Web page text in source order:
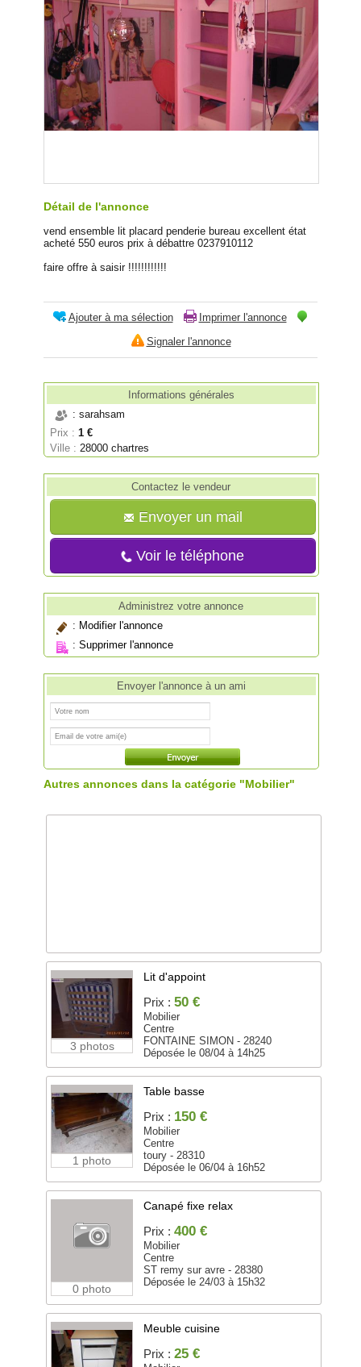
Détail de l'annonce
vend ensemble lit placard penderie bureau excellent état
acheté 550 euros prix à débattre 0237910112
faire offre à saisir !!!!!!!!!!!!
Ajouter à ma sélection
Imprimer l'annonce
Signaler l'annonce
Informations générales
: sarahsam
Prix : 1 €
Ville : 28000 chartres
Contactez le vendeur
Envoyer un mail
Voir le téléphone
Administrez votre annonce
: Modifier l'annonce
:Supprimer l'annonce
Envoyer l'annonce à un ami
Autres annonces dans la catégorie "Mobilier"
3 photos
Lit d'appoint
Prix : 50 €
Mobilier
Centre
FONTAINE SIMON - 28240
Déposée le 08/04 à 14h25
1 photo
Table basse
Prix : 150 €
Mobilier
Centre
toury - 28310
Déposée le 06/04 à 16h52
0 photo
Canapé fixe relax
Prix : 400 €
Mobilier
Centre
ST remy sur avre - 28380
Déposée le 24/03 à 15h32
Meuble cuisine
Prix : 25 €